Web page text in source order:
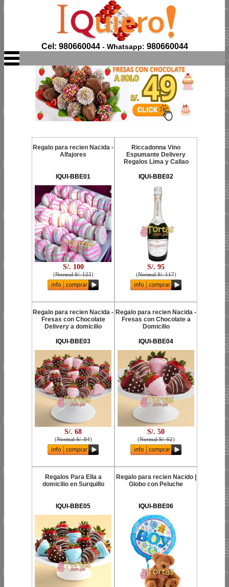
Cel: 980660044- Whatsapp: 980660044
Regalo para recien Nacida -
Alfajores
IQUI-BBE01
S/. 100
(Normal S/. 123)
Riccadonna Vino
Espumante Delivery
Regalos Lima y Callao
IQUI-BBE02
S/. 95
(Normal S/. 117)
Regalo para recien Nacida -
Fresas con Chocolate
Delivery a domicilio
IQUI-BBE03
S/. 68
(Normal S/. 84)
Regalo para recien Nacida -
Fresas con Chocolate a
Domicilio
IQUI-BBE04
S/. 50
(Normal S/. 62)
Regalos Para Ella a
domicilio en Surquillo
IQUI-BBE05
Regalo para recien Nacido |
Globo con Peluche
IQUI-BBE06